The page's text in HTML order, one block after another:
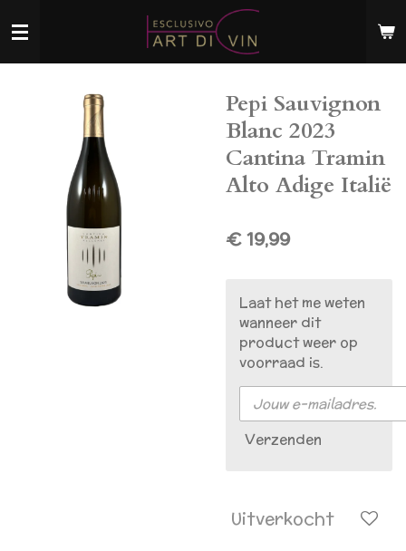
direct
hoofdinhoud
Pepi Sauvignon
Blanc 2023
Cantina Tramin
Alto Adige Italië
€ 19,99
Laat het me weten
wanneer dit
product weer op
voorraad is.
Verzenden
Uitverkocht